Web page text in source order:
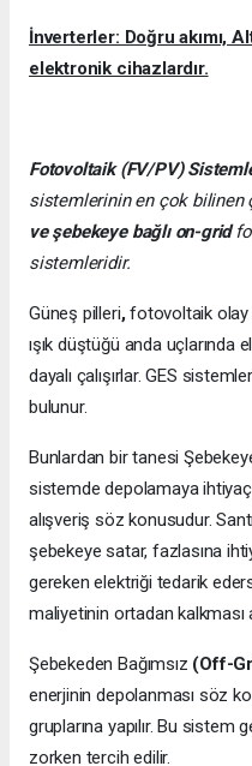
İnverterler: Doğru akımı,
elektronik cihazlardır.
Fotovoltaik (FV/PV)
sistemlerinin en çok bilinen
ve şebekeye bağlı on-grid
sistemleridir.
Güneş pilleri,fotovoltaik olay
ışık düştüğü anda uçlarında
dayalı çalışırlar. GES
bulunur.
Bunlardan bir tanesi
sistemde depolamaya ihtiyaç
alışveriş söz konusudur.
şebekeye satar, fazlasına
gereken elektriği tedarik
maliyetinin ortadan kalkması
Şebekeden Bağımsız (Off-
enerjinin depolanması söz
gruplarına yapılır. Bu sistem
zorken tercih edilir.